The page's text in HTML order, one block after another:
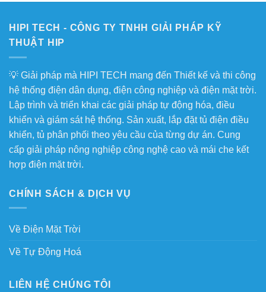
HIPI TECH - CÔNG TY TNHH GIẢI PHÁP KỸ
THUẬT HIP
💡 Giải pháp mà HIPI TECH mang đến Thiết kế và thi công
hệ thống điện dân dụng, điện công nghiệp và điện mặt trời.
Lập trình và triển khai các giải pháp tự động hóa, điều
khiển và giám sát hệ thống. Sản xuất, lắp đặt tủ điện điều
khiển, tủ phân phối theo yêu cầu của từng dự án. Cung
cấp giải pháp nông nghiệp công nghệ cao và mái che kết
hợp điện mặt trời.
CHÍNH SÁCH & DỊCH VỤ
Về Điện Mặt Trời
Về Tự Động Hoá
LIÊN HỆ CHÚNG TÔI